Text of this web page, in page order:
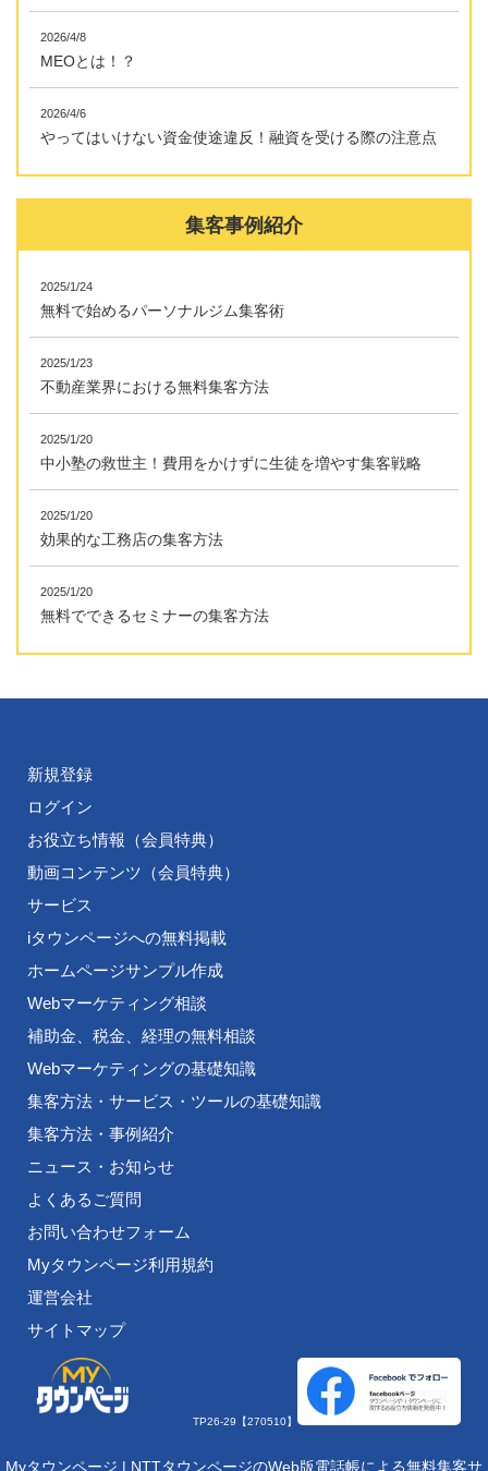
2026/4/8
MEOとは！？
2026/4/6
やってはいけない資金使途違反！融資を受ける際の注意点
集客事例紹介
2025/1/24
無料で始めるパーソナルジム集客術
2025/1/23
不動産業界における無料集客方法
2025/1/20
中小塾の救世主！費用をかけずに生徒を増やす集客戦略
2025/1/20
効果的な工務店の集客方法
2025/1/20
無料でできるセミナーの集客方法
新規登録
ログイン
お役立ち情報（会員特典）
動画コンテンツ（会員特典）
サービス
iタウンページへの無料掲載
ホームページサンプル作成
Webマーケティング相談
補助金、税金、経理の無料相談
Webマーケティングの基礎知識
集客方法・サービス・ツールの基礎知識
集客方法・事例紹介
ニュース・お知らせ
よくあるご質問
お問い合わせフォーム
Myタウンページ利用規約
運営会社
サイトマップ
TP26-29【270510】
Myタウンページ | NTTタウンページのWeb版電話帳による無料集客サ